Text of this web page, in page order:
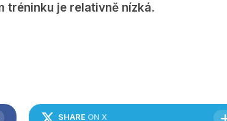
tréninku je relativně nízká.
SHARE ON X